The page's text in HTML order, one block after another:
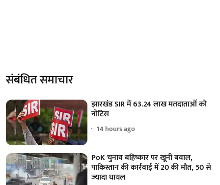
संबंधित समाचार
झारखंड SIR में 63.24 लाख मतदाताओं को
नोटिस
14 hours ago
PoK चुनाव बहिष्कार पर खूनी बवाल,
पाकिस्तान की कार्रवाई में 20 की मौत, 50 से
ज्यादा घायल